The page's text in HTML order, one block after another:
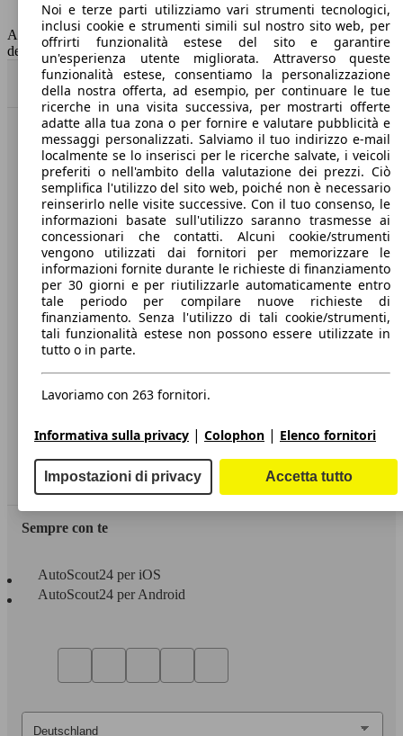
Capacità del serbatoio
71 l
AutoScout24 non si assume alcuna responsabilità per la correttezza
dei dati.
Torna su
Benvenuti su AutoScout24, il mercato auto europeo.
Società
A proposito di AutoScout24
Stampa
Media
Condizioni generali
Informazioni
Area rivenditori
Sempre con te
AutoScout24 per iOS
AutoScout24 per Android
Noi e terze parti utilizziamo vari strumenti tecnologici,
inclusi cookie e strumenti simili sul nostro sito web, per
offrirti funzionalità estese del sito e garantire
un'esperienza utente migliorata. Attraverso queste
funzionalità estese, consentiamo la personalizzazione
della nostra offerta, ad esempio, per continuare le tue
ricerche in una visita successiva, per mostrarti offerte
adatte alla tua zona o per fornire e valutare pubblicità e
messaggi personalizzati. Salviamo il tuo indirizzo e-mail
localmente se lo inserisci per le ricerche salvate, i veicoli
preferiti o nell'ambito della valutazione dei prezzi. Ciò
semplifica l'utilizzo del sito web, poiché non è necessario
reinserirlo nelle visite successive. Con il tuo consenso, le
informazioni basate sull'utilizzo saranno trasmesse ai
concessionari che contatti. Alcuni cookie/strumenti
vengono utilizzati dai fornitori per memorizzare le
informazioni fornite durante le richieste di finanziamento
per 30 giorni e per riutilizzarle automaticamente entro
tale periodo per compilare nuove richieste di
finanziamento. Senza l'utilizzo di tali cookie/strumenti,
tali funzionalità estese non possono essere utilizzate in
tutto o in parte.
Lavoriamo con 263 fornitori.
Informativa sulla privacy | Colophon | Elenco fornitori
Impostazioni di privacy Accetta tutto